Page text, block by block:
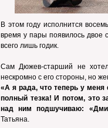
В этом году исполнится
время у пары появилось двое
всего лишь годик.
Сам Дюжев-старший не
нескромно с его стороны, но
«А я рада, что теперь у
полный тезка! И потом, это
над ним подшучиваю:
Татьяна.